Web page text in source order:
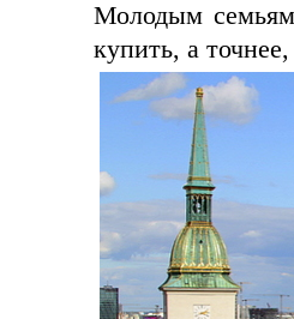
Молодым
купить, а